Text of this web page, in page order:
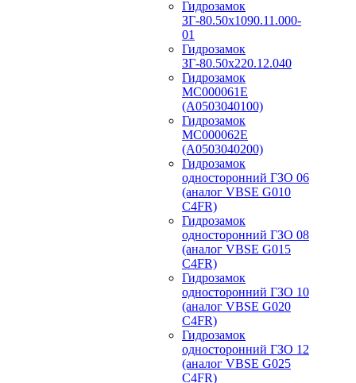
Гидрозамок
ЗГ-80.50х1090.11.000-
01
Гидрозамок
ЗГ-80.50х220.12.040
Гидрозамок
МС000061Е
(А0503040100)
Гидрозамок
МС000062Е
(А0503040200)
Гидрозамок
односторонний ГЗО 06
(аналог VBSE G010
C4FR)
Гидрозамок
односторонний ГЗО 08
(аналог VBSE G015
C4FR)
Гидрозамок
односторонний ГЗО 10
(аналог VBSE G020
C4FR)
Гидрозамок
односторонний ГЗО 12
(аналог VBSE G025
C4FR)